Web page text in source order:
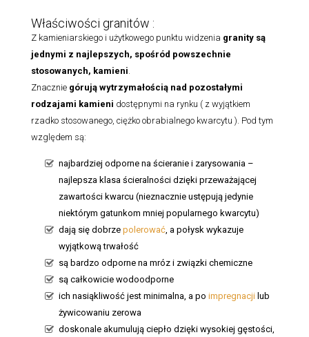
Właściwości granitów :
Z kamieniarskiego i użytkowego punktu widzenia granity są
jednymi z najlepszych, spośród powszechnie
stosowanych, kamieni
Znacznie górują wytrzymałością nad pozostałymi
rodzajami kamieni dostępnymi na rynku ( z wyjątkiem
rzadko stosowanego, ciężko obrabialnego kwarcytu ). Pod tym
względem są:
najbardziej odporne na ścieranie i zarysowania –
najlepsza klasa ścieralności dzięki przeważającej
zawartości kwarcu (nieznacznie ustępują jedynie
niektórym gatunkom mniej popularnego kwarcytu)
dają się dobrze polerować , a połysk wykazuje
wyjątkową trwałość
są bardzo odporne na mróz i związki chemiczne
są całkowicie wodoodporne
ich nasiąkliwość jest minimalna, a po impregnacji lub
żywicowaniu zerowa
doskonale akumulują ciepło dzięki wysokiej gęstości,